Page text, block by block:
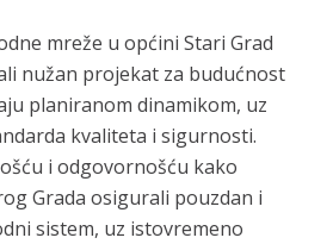
mreže u općini Stari Grad
nužan projekat za budućnost
planiranom dinamikom, uz
kvaliteta i sigurnosti.
i odgovornošću kako
Grada osigurali pouzdan i
sistem, uz istovremeno